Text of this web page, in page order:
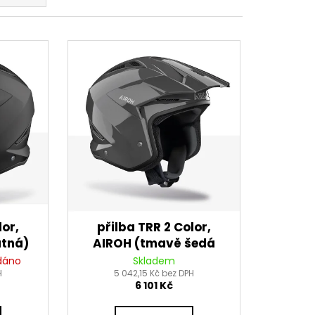
přilba TRR 2 Color,
AIROH (tmavě šedá
lesklá) 2026
Skladem
5 042,15 Kč bez DPH
6 101 Kč
14 PALCŮ